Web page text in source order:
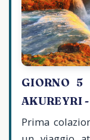
GIORNO
AKUREYRI -
Prima